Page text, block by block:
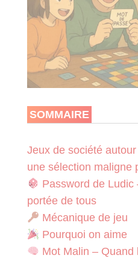
SOMMAIRE
Jeux de société
une sélection maligne
Password de Ludic
portée de tous
Mécanique de jeu
Pourquoi on aime
Mot Malin – Quand